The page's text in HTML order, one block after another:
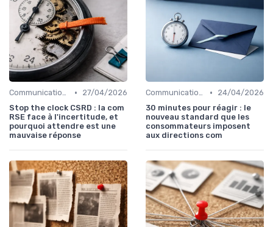
Communication corporate •
27/04/2026
Stop the clock CSRD : la com
RSE face à l'incertitude, et
pourquoi attendre est une
mauvaise réponse
Communication de crise •
24/04/2026
30 minutes pour réagir : le
nouveau standard que les
consommateurs imposent
aux directions com